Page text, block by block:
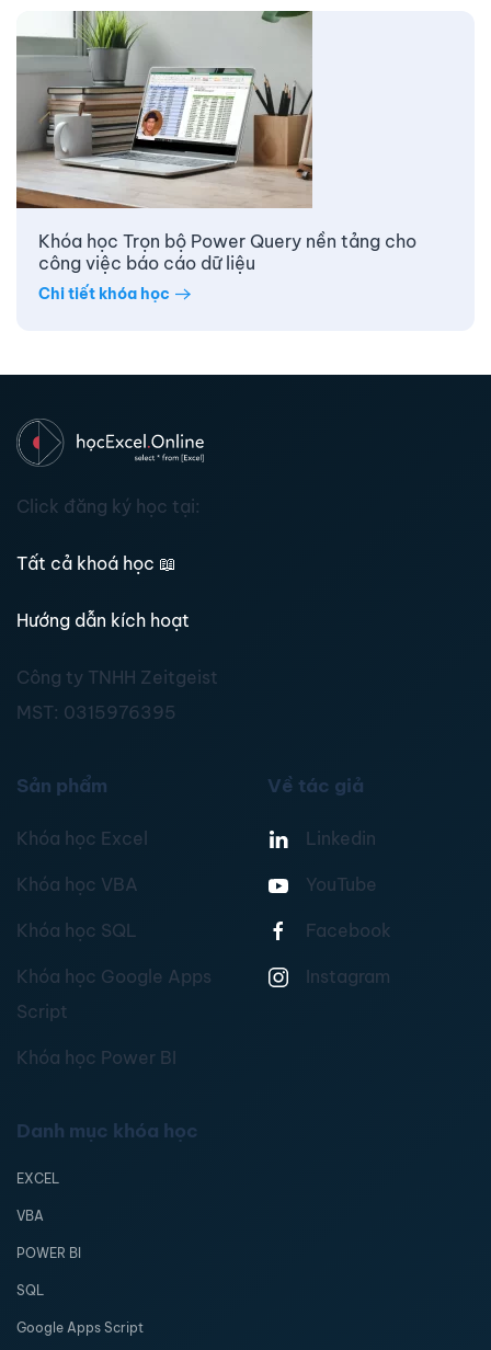
Khóa học Trọn bộ Power Query nền tảng cho
công việc báo cáo dữ liệu
Chi tiết khóa học
Click đăng ký học tại:
Tất cả khoá học 📖
Hướng dẫn kích hoạt
Công ty TNHH Zeitgeist
MST: 0315976395
Sản phẩm
Khóa học Excel
Khóa học VBA
Khóa học SQL
Khóa học Google Apps
Script
Khóa học Power BI
Về tác giả
Linkedin
YouTube
Facebook
Instagram
Danh mục khóa học
EXCEL
VBA
POWER BI
SQL
Google Apps Script